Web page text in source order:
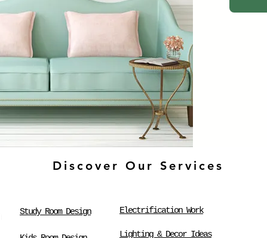
Discover Our Services
Study Room Design Electrification Work
Lighting & Decor Ideas